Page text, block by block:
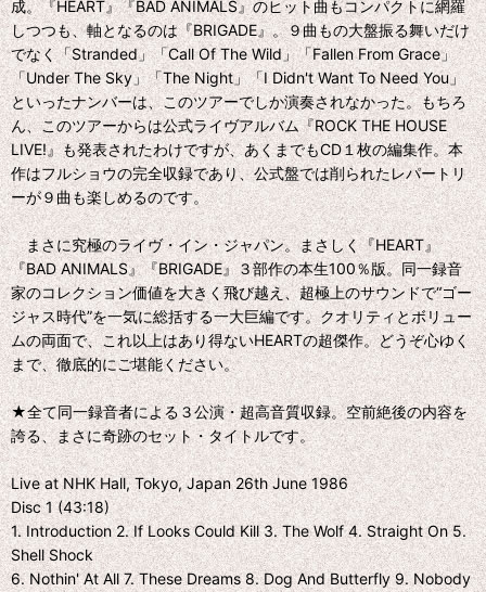
成。『HEART』『BAD ANIMALS』のヒット曲もコンパクトに網羅
しつつも、軸となるのは『BRIGADE』。９曲もの大盤振る舞いだけ
でなく「Stranded」「Call Of The Wild」「Fallen From Grace」
「Under The Sky」「The Night」「I Didn't Want To Need You」
といったナンバーは、このツアーでしか演奏されなかった。もちろ
ん、このツアーからは公式ライヴアルバム『ROCK THE HOUSE
LIVE!』も発表されたわけですが、あくまでもCD１枚の編集作。本
作はフルショウの完全収録であり、公式盤では削られたレパートリ
ーが９曲も楽しめるのです。
まさに究極のライヴ・イン・ジャパン。まさしく『HEART』
『BAD ANIMALS』『BRIGADE』３部作の本生100％版。同一録音
家のコレクション価値を大きく飛び越え、超極上のサウンドで“ゴー
ジャス時代”を一気に総括する一大巨編です。クオリティとボリュー
ムの両面で、これ以上はあり得ないHEARTの超傑作。どうぞ心ゆく
まで、徹底的にご堪能ください。
★全て同一録音者による３公演・超高音質収録。空前絶後の内容を
誇る、まさに奇跡のセット・タイトルです。
Live at NHK Hall, Tokyo, Japan 26th June 1986
Disc 1 (43:18)
1. Introduction 2. If Looks Could Kill 3. The Wolf 4. Straight On 5.
Shell Shock
6. Nothin' At All 7. These Dreams 8. Dog And Butterfly 9. Nobody